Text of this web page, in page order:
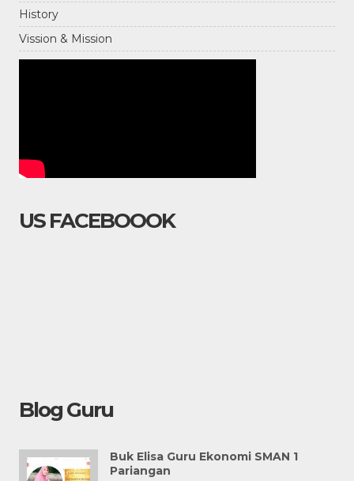
History
Vission & Mission
US FACEBOOOK
Blog Guru
Buk Elisa Guru Ekonomi SMAN 1
Pariangan